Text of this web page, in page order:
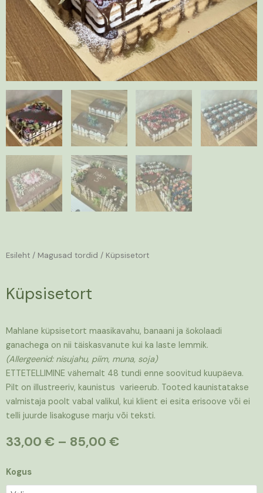
Esileht / Magusad tordid / Küpsisetort
Küpsisetort
Mahlane küpsisetort maasikavahu, banaani ja šokolaadi
ganachega on nii täiskasvanute kui ka laste lemmik.
(Allergeenid: nisujahu, piim, muna, soja)
ETTETELLIMINE vähemalt 48 tundi enne soovitud kuupäeva.
Pilt on illustreeriv, kaunistus varieerub. Tooted kaunistatakse
valmistaja poolt vabal valikul, kui klient ei esita erisoove või ei
telli juurde lisakoguse marju või teksti.
33,00 € – 85,00 €Hinnavahemik:
85,00 €
Kogus
Küpsisetort
kogus